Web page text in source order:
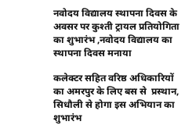
नवोदय विद्यालय स्थापना दिवस के
अवसर पर कुश्ती ट्रायल प्रतियोगिता
का शुभारंभ ,नवोदय विद्यालय का
स्थापना दिवस मनाया
कलेक्टर सहित वरिष्ठ अधिकारियों
का अमरपुर के लिए बस से प्रस्थान,
सिधौली से होगा इस अभियान का
शुभारंभ